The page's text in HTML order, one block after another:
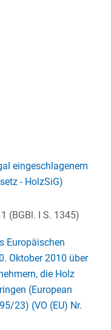
eingeschlagenem
- HolzSiG)
(BGBl. I S. 1345)
Europäischen
Oktober 2010 über
die Holz
(European
23) (VO (EU) Nr.